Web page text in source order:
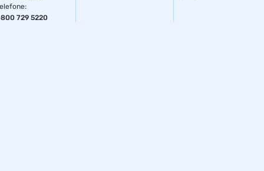
:
729 5220